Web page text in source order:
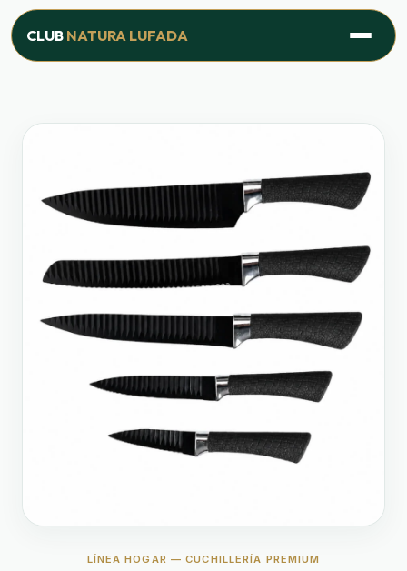
CLUB NATURA LUFADA
LÍNEA HOGAR — CUCHILLERÍA PREMIUM